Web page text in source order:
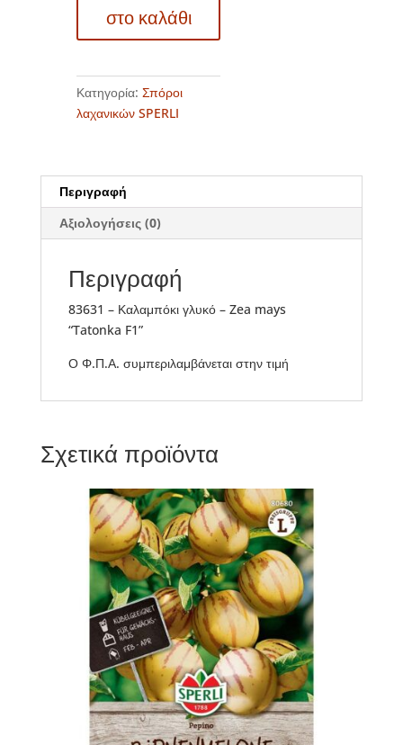
F1"
ποσότητα
στο καλάθι
Κατηγορία: Σπόροι
λαχανικών SPERLI
Περιγραφή
Αξιολογήσεις (0)
Περιγραφή
83631 – Καλαμπόκι γλυκό – Zea mays
“Tatonka F1”
Ο Φ.Π.Α. συμπεριλαμβάνεται στην τιμή
Σχετικά προϊόντα